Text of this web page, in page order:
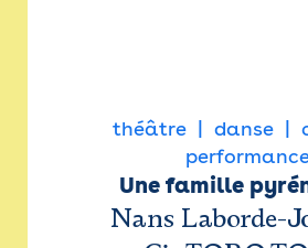
théâtre danse
Une famille
Nans Laborde-